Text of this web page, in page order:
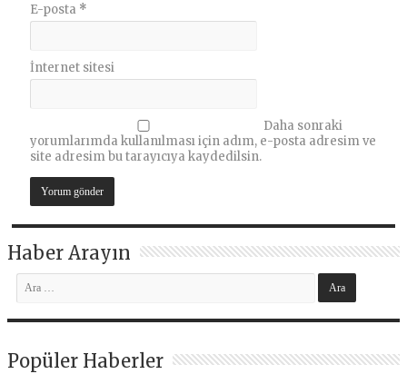
E-posta *
İnternet sitesi
Daha sonraki
yorumlarımda kullanılması için adım, e-posta adresim ve
site adresim bu tarayıcıya kaydedilsin.
Haber Arayın
Popüler Haberler